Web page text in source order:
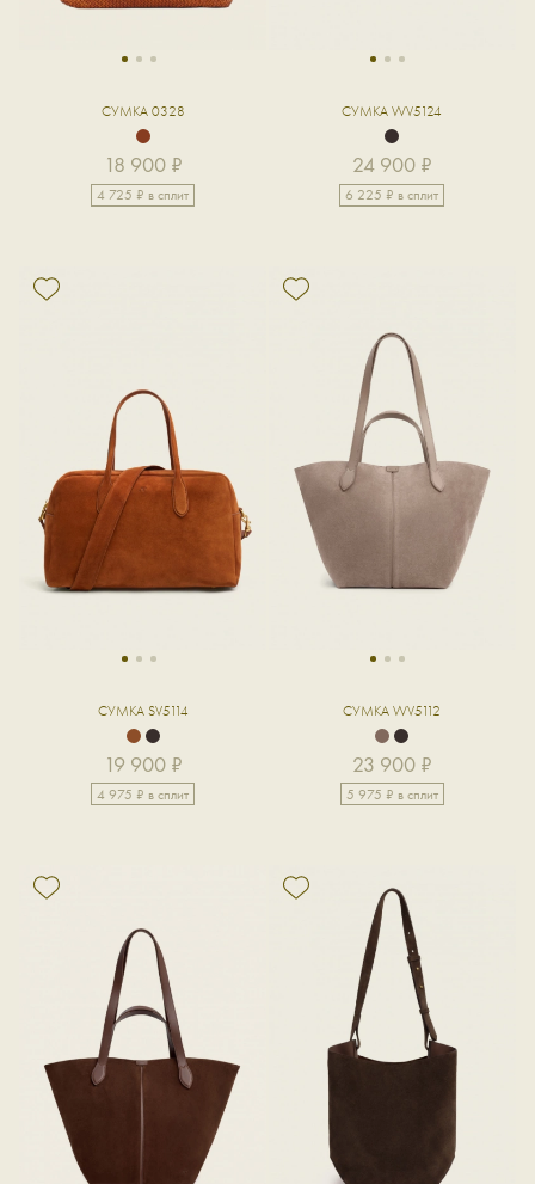
1 2 3
СУМКА 0328
18 900 ₽
4 725 ₽ в сплит
1 2 3
СУМКА WV5124
24 900 ₽
6 225 ₽ в сплит
1 2 3
СУМКА SV5114
19 900 ₽
4 975 ₽ в сплит
1 2 3
СУМКА WV5112
23 900 ₽
5 975 ₽ в сплит